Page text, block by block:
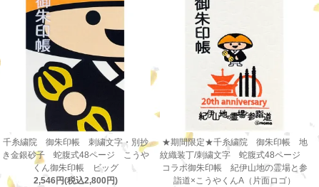
千糸繍院 御朱印帳 刺繍文字・別抄
き金銀砂子 蛇腹式48ページ こうや
くん御朱印帳 ビッグ
2,546円(税込2,800円)
★期間限定★千糸繍院 御朱印帳 地
紋織装丁/刺繍文字 蛇腹式48ページ
コラボ御朱印帳 紀伊山地の霊場と参
詣道×こうやくんA（片面ロゴ）